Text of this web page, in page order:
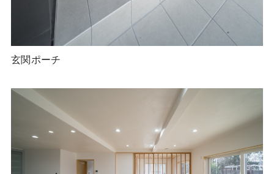
玄関ポーチ